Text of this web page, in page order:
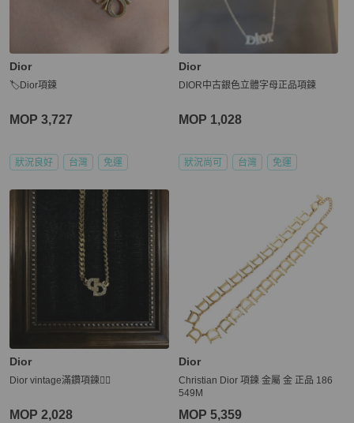
Dior
🏷Dior項鍊
MOP 3,727
狀況良好 台灣 免運
Dior
DIOR中古銀色立體字母正品項鍊
MOP 1,028
狀況尚可 台灣 免運
Dior
Dior vintage滿鑽項鍊❤️‍🔥
MOP 2,028
Dior
Christian Dior 項鍊 金屬 金 正品 186
549M
MOP 5,359